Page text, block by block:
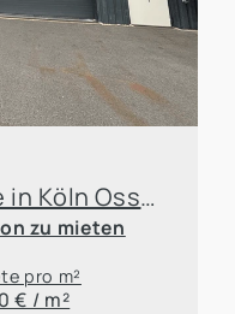
Exklusive Lagerhalle in Köln Ossendorf
zu mieten
pro m²
€ / m²